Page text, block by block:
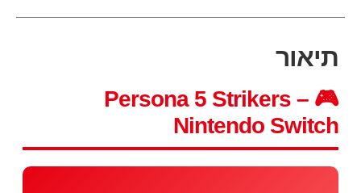
תיאור
🎮 Persona 5 Strikers –
Nintendo Switch